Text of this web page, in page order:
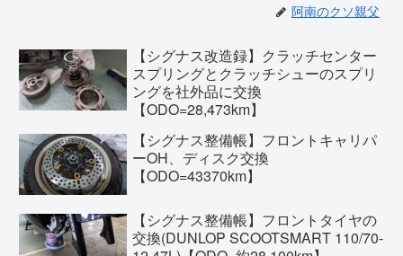
阿南のクソ親父
【シグナス改造録】クラッチセンター
スプリングとクラッチシューのスプリ
ングを社外品に交換
【ODO=28,473km】
【シグナス整備帳】フロントキャリパ
ーOH、ディスク交換
【ODO=43370km】
【シグナス整備帳】フロントタイヤの
交換(DUNLOP SCOOTSMART 110/70-